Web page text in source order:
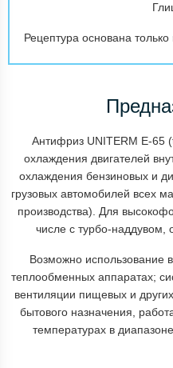
Рецептура основана
Антифриз UNITERM E-65
охлаждения двигателей
охлаждения бензиновых и
грузовых автомобилей всех
производства). Для
числе с турбо-наддувом,
Возможно использование
теплообменных аппаратах;
вентиляции пищевых и
бытового назначения,
температурах в